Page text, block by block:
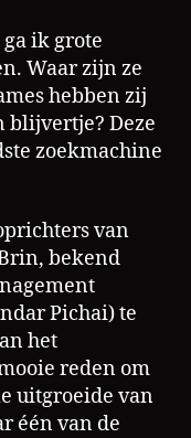
ik grote
Waar zijn ze
hebben zij
blijvertje? Deze
zoekmachine
van
bekend
Pichai) te
het
reden om
uitgroeide van
één van de